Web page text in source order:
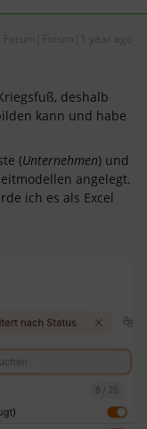
deshalb
kann und habe
(Unternehmen) und
angelegt.
ich es als Excel